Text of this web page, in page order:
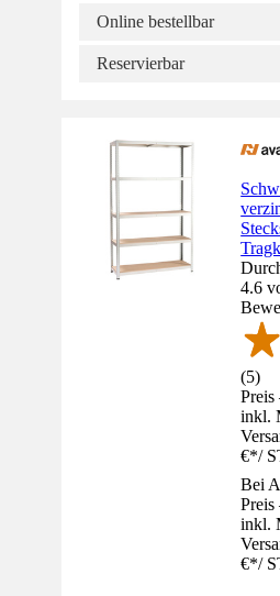
Online bestellbar
Reservierbar
4.6
(5)
inkl.
€*/
Bei
inkl.
€*/